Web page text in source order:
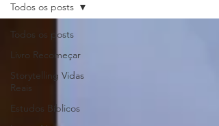
Todos os posts
Livro Recomeçar
Storytelling Vidas
Reais
Estudos Bíblicos
Todos os posts